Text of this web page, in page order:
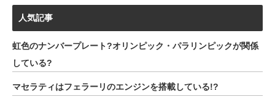
人気記事
虹色のナンバープレート?オリンピック・パラリンピックが関係
している?
マセラティはフェラーリのエンジンを搭載している!?